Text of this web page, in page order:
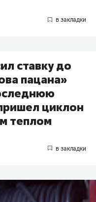
ставку до
пацана»
циклон
теплом